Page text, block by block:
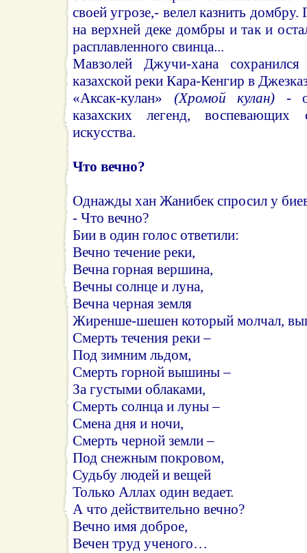
своей угрозе,- велел казнить домбру.
на верхней деке домбры и так и
расплавленного свинца...
Мавзолей Джучи-хана
казахской реки Кара-Кенгир в
«Аксак-кулан» (Хромой кулан) -
казахских легенд,
искусства.
Что вечно?
Однажды хан Жанибек спросил у
- Что вечно?
Бии в один голос ответили:
Вечно течение реки,
Вечна горная вершина,
Вечны солнце и луна,
Вечна черная земля
Жиренше-шешен который молчал,
Смерть течения реки –
Под зимним льдом,
Смерть горной вышины –
За густыми облаками,
Смерть солнца и луны –
Смена дня и ночи,
Смерть черной земли –
Под снежным покровом,
Судьбу людей и вещей
Только Аллах один ведает.
А что действительно вечно?
Вечно имя доброе,
Вечен труд ученого…